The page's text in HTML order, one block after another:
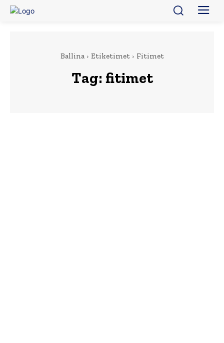
Ballina Etiketimet Fitimet
Tag: fitimet